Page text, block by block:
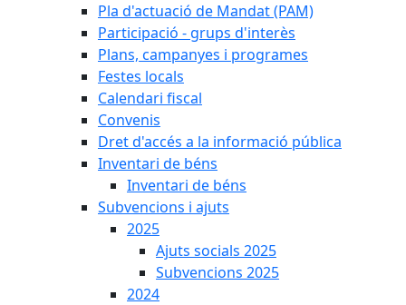
Pla d'actuació de Mandat (PAM)
Participació - grups d'interès
Plans, campanyes i programes
Festes locals
Calendari fiscal
Convenis
Dret d'accés a la informació pública
Inventari de béns
Inventari de béns
Subvencions i ajuts
2025
Ajuts socials 2025
Subvencions 2025
2024